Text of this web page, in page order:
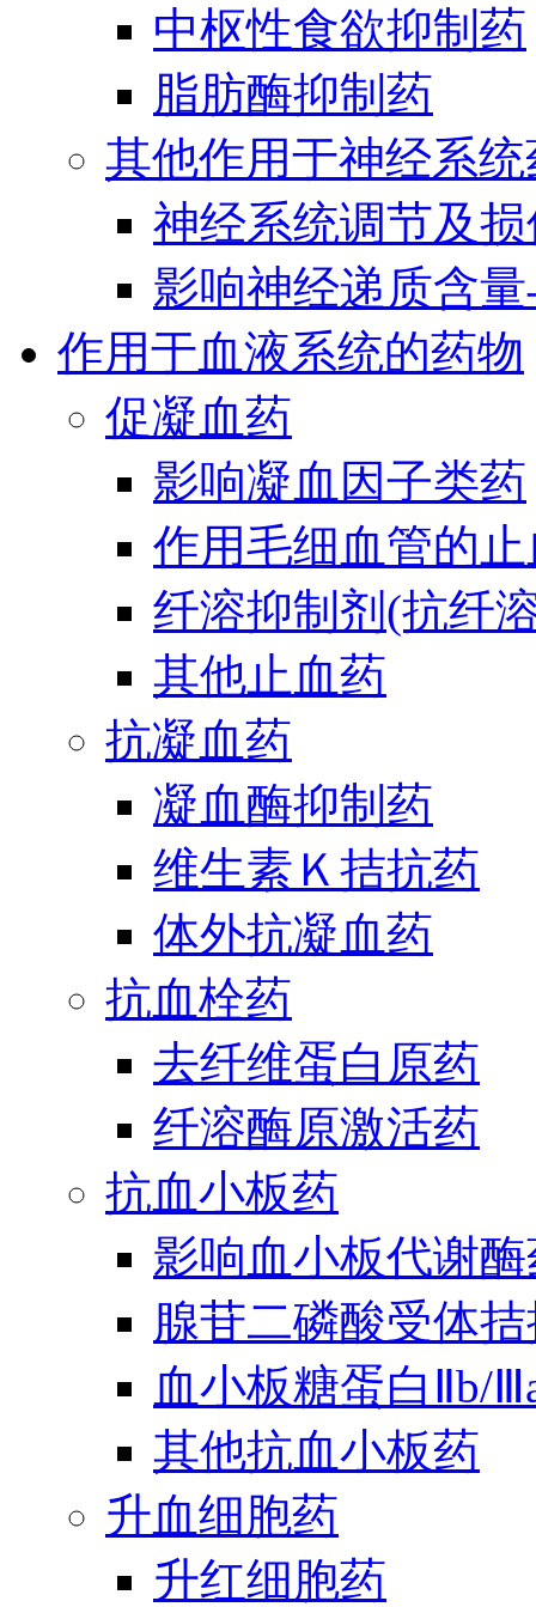
中枢性食欲抑制药
脂肪酶抑制药
其他作用于神经系统
神经系统调节及
影响神经递质含
作用于血液系统的药物
促凝血药
影响凝血因子类药
作用毛细血管的
纤溶抑制剂(抗纤
其他止血药
抗凝血药
凝血酶抑制药
维生素Ｋ拮抗药
体外抗凝血药
抗血栓药
去纤维蛋白原药
纤溶酶原激活药
抗血小板药
影响血小板代谢
腺苷二磷酸受体
血小板糖蛋白Ⅱb/
其他抗血小板药
升血细胞药
升红细胞药